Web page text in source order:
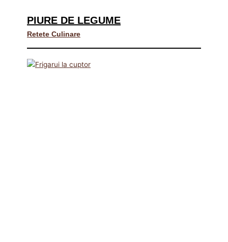
PIURE DE LEGUME
Retete Culinare